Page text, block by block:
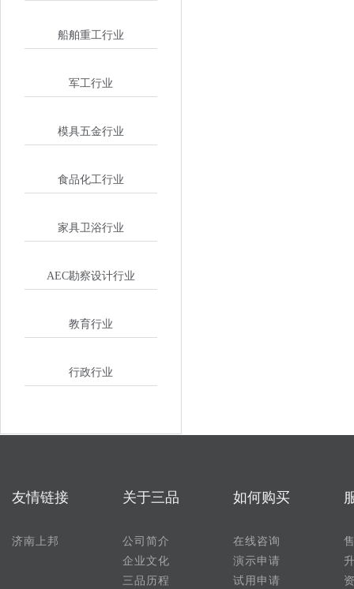
船舶重工行业
军工行业
模具五金行业
食品化工行业
家具卫浴行业
AEC勘察设计行业
教育行业
行政行业
友情链接
济南上邦
关于三品
公司简介
企业文化
三品历程
如何购买
在线咨询
演示申请
试用申请